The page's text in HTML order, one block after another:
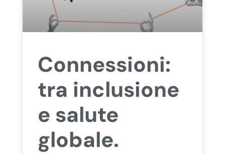
Connessioni:
tra inclusione
e salute
globale.